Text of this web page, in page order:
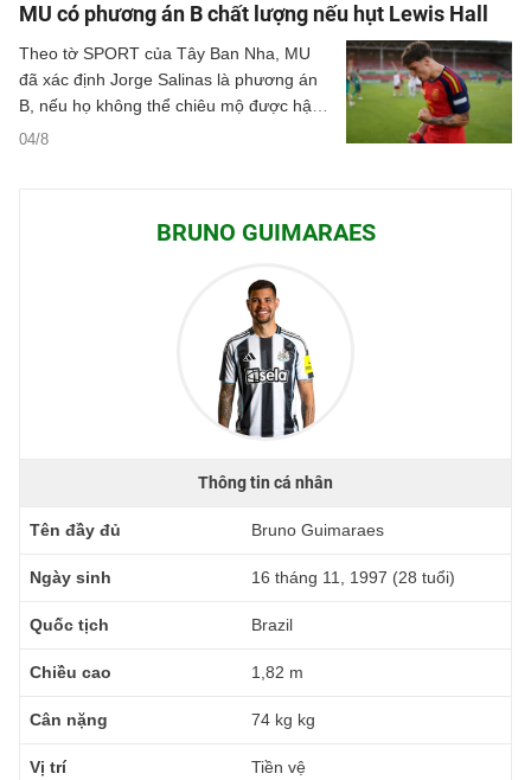
MU có phương án B chất lượng nếu hụt Lewis Hall
04/8
Theo tờ SPORT của Tây Ban Nha, MU
đã xác định Jorge Salinas là phương án
B, nếu họ không thể chiêu mộ được hậu
vệ Lewis Hall của Newcastle.
BRUNO GUIMARAES
Thông tin cá nhân
Tên đầy đủ Bruno Guimaraes
Ngày sinh 16 tháng 11, 1997 (28 tuổi)
Quốc tịch Brazil
Chiều cao 1,82 m
Cân nặng 74 kg kg
Vị trí Tiền vệ